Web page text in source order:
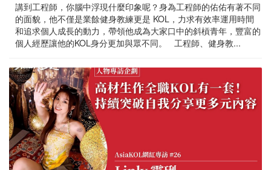
講到工程師，你腦中浮現什麼印象呢？身為工程師的佑佑有著不同
的面貌，他不僅是業餘健身教練更是 KOL，力求有效率運用時間
和追求個人成長的動力，帶領他成為大家口中的斜槓青年，豐富的
個人經歷讓他的KOL身分更加與眾不同。 工程師、健身教...